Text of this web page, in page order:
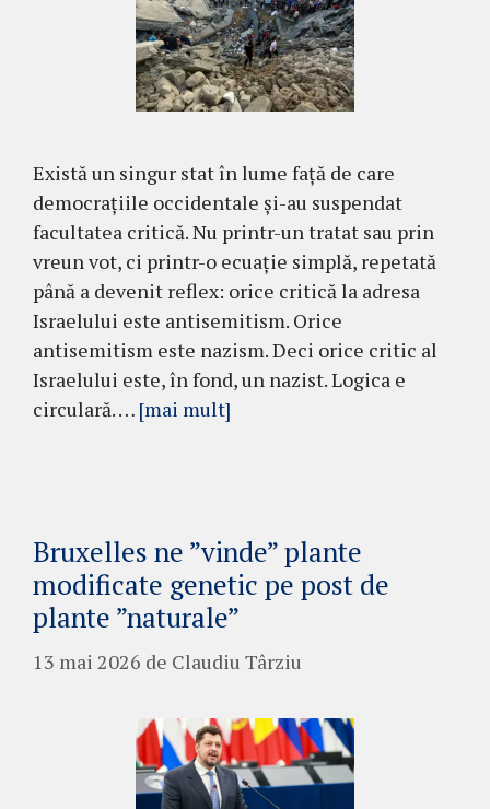
Există un singur stat în lume față de care
democrațiile occidentale și-au suspendat
facultatea critică. Nu printr-un tratat sau prin
vreun vot, ci printr-o ecuație simplă, repetată
până a devenit reflex: orice critică la adresa
Israelului este antisemitism. Orice
antisemitism este nazism. Deci orice critic al
Israelului este, în fond, un nazist. Logica e
circulară. … [mai mult]
Bruxelles ne ”vinde” plante
modificate genetic pe post de
plante ”naturale”
13 mai 2026 de Claudiu Târziu